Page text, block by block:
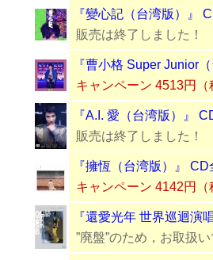
『變心記（台湾版）』
販売は終了しました！
『曹小格 Super Junior
キャンペーン 4513円（
『A.I. 愛（台湾版）』
販売は終了しました！
『擁恆（台湾版）』
キャンペーン 4142円（
『還愛光年 世界巡迴演
”廃盤”のため，お取扱